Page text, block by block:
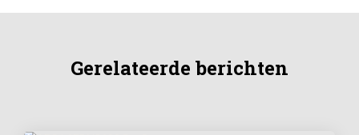
Gerelateerde berichten